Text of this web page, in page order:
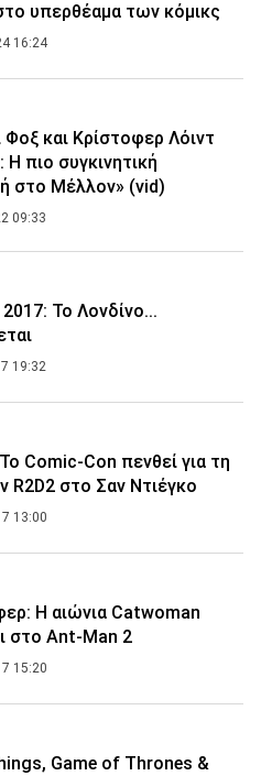
υπερθέαμα των κόμικς
16:24
Φοξ και Κρίστοφερ Λόιντ
Η πιο συγκινητική
στο Μέλλον» (vid)
09:33
Το Λονδίνο...
19:32
Comic-Con πενθεί για τη
R2D2 στο Σαν Ντιέγκο
13:00
Η αιώνια Catwoman
στο Ant-Man 2
15:20
Game of Thrones &